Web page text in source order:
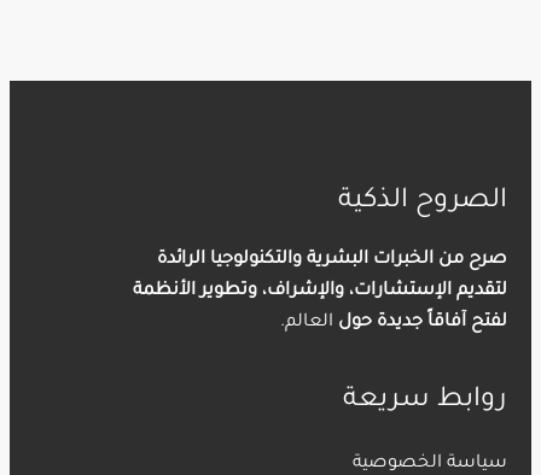
الصروح الذكية
صرح من الخبرات البشرية والتكنولوجيا الرائدة
لتقديم الإستشارات، والإشراف، وتطوير الأنظمة
لفتح آفاقاً جديدة حول العالم.
روابط سريعة
سياسة الخصوصية